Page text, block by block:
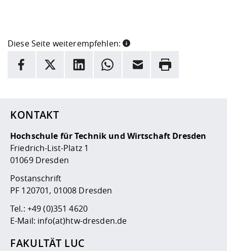
Diese Seite weiterempfehlen:
INFORMATION
Hier stehen weitere Informationen und ein Link zur
Facebook
X LinkedInWhatsappE-Mail Drucken
KONTAKT
Hochschule für Technik und Wirtschaft Dresden
Friedrich-List-Platz 1
01069 Dresden
Postanschrift
PF 120701, 01008 Dresden
Tel.: +49 (0)351 4620
E-Mail: info(at)htw-dresden.de
FAKULTÄT LUC